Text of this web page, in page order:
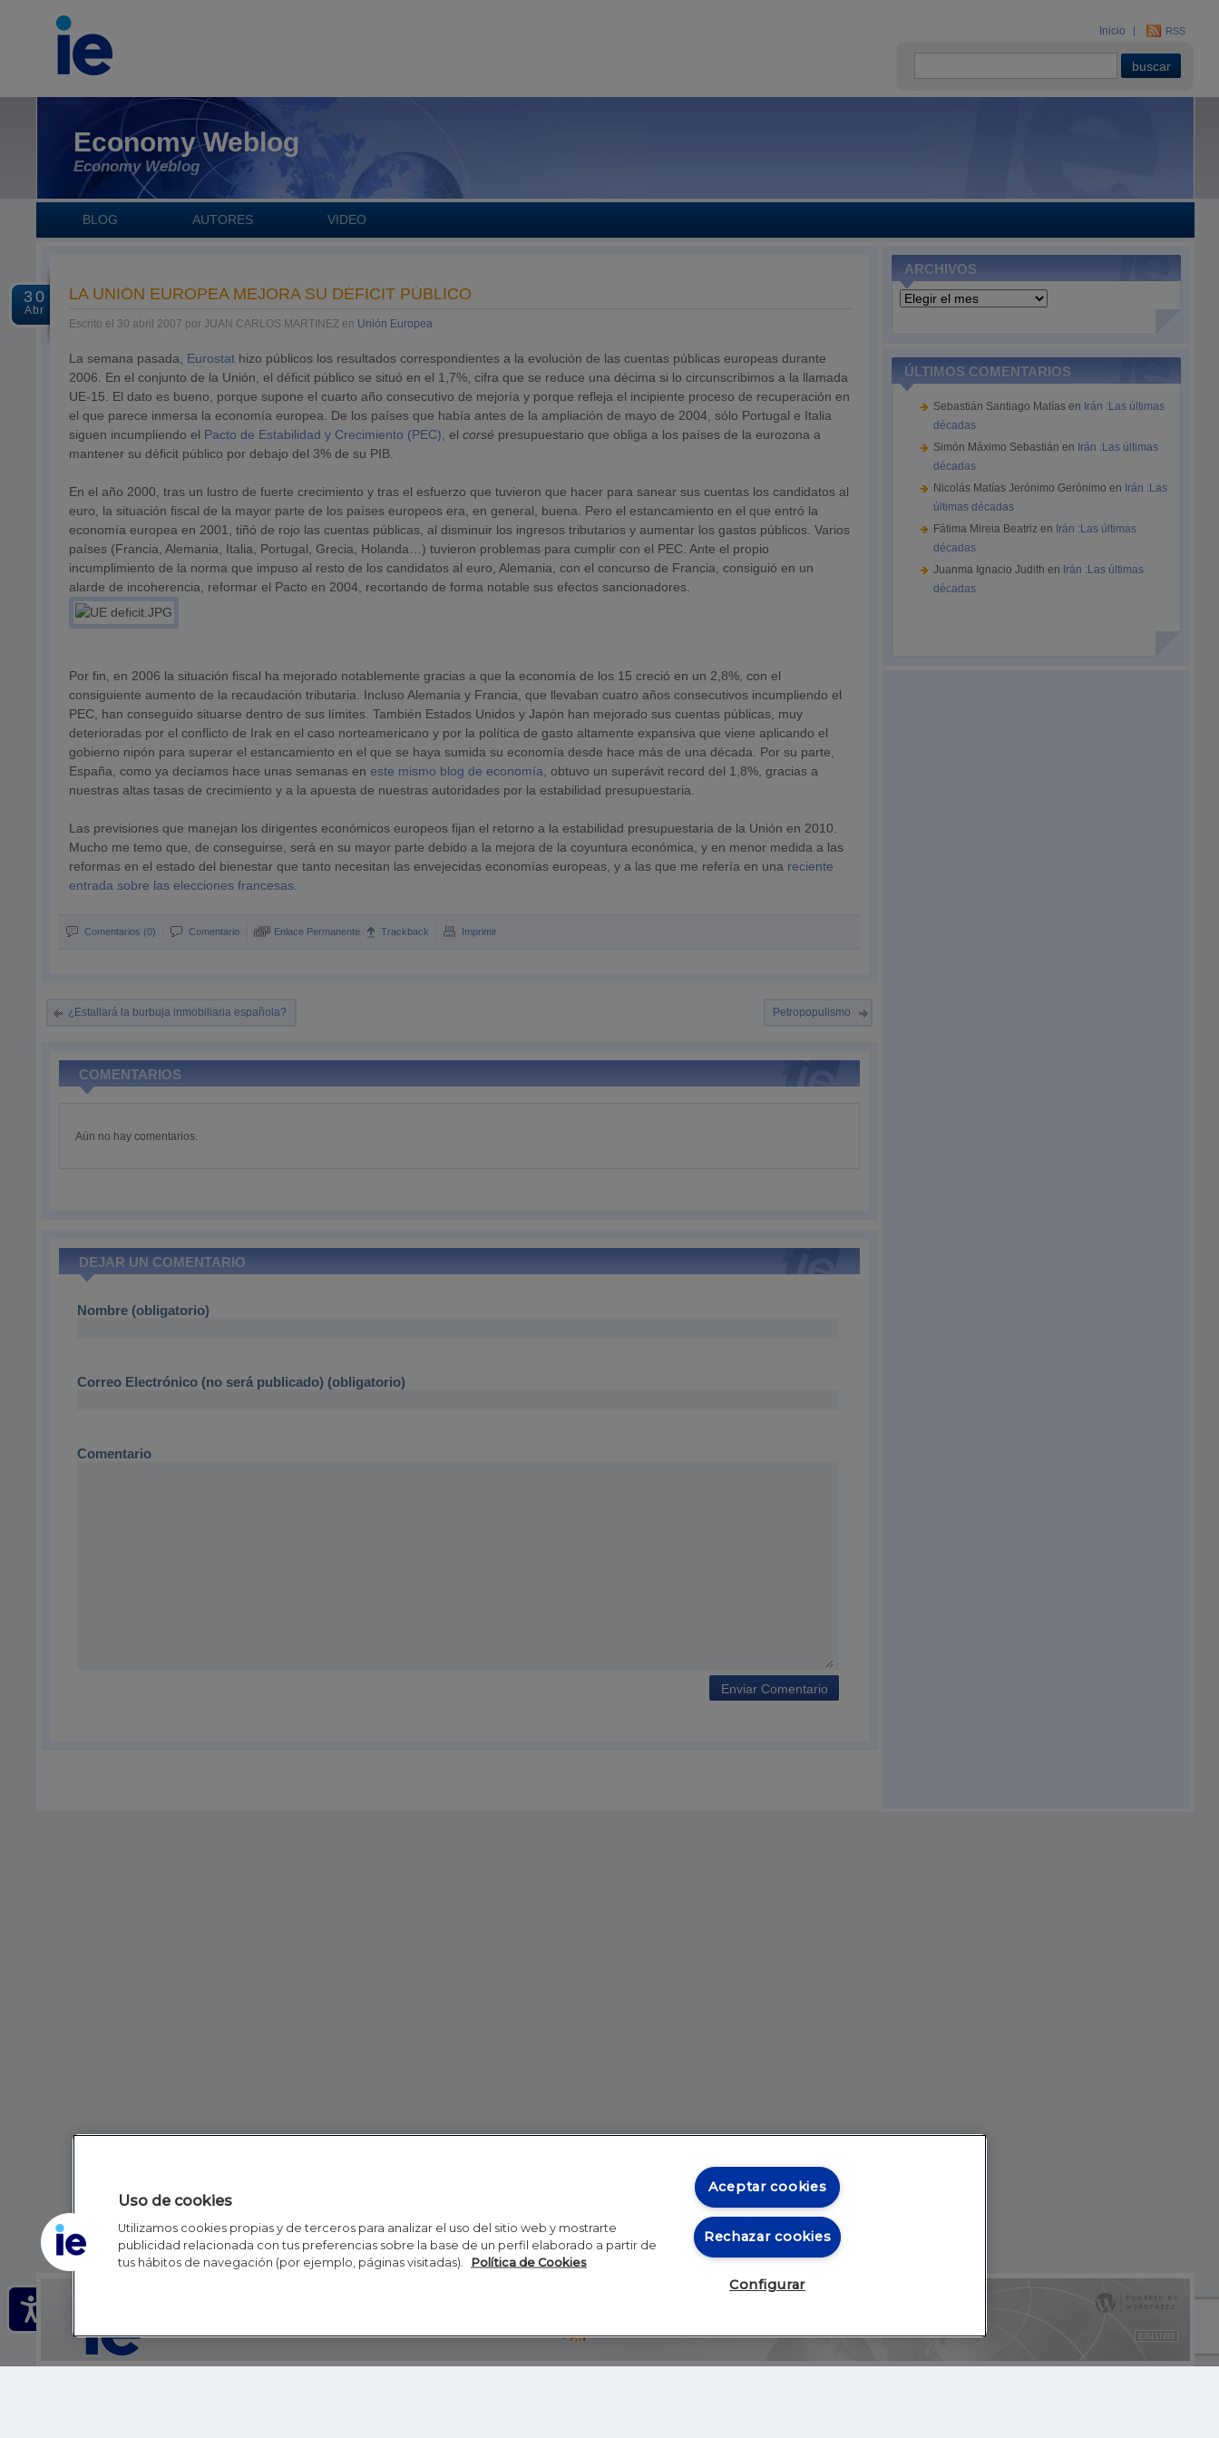
Inicio RSS
Economy Weblog
Economy Weblog
BLOG AUTORES VIDEO
30
Abr
LA UNIÓN EUROPEA MEJORA SU DÉFICIT PÚBLICO
Escrito el 30 abril 2007 por JUAN CARLOS MARTINEZ en Unión Europea
La semana pasada, Eurostat hizo públicos los resultados correspondientes a la evolución de las cuentas públicas europeas durante
2006. En el conjunto de la Unión, el déficit público se situó en el 1,7%, cifra que se reduce una décima si lo circunscribimos a la llamada
UE-15. El dato es bueno, porque supone el cuarto año consecutivo de mejoría y porque refleja el incipiente proceso de recuperación en
el que parece inmersa la economía europea. De los países que había antes de la ampliación de mayo de 2004, sólo Portugal e Italia
siguen incumpliendo el Pacto de Estabilidad y Crecimiento (PEC),elcorsé presupuestario que obliga a los países de la eurozona a
mantener su déficit público por debajo del 3% de su PIB.
En el año 2000, tras un lustro de fuerte crecimiento y tras el esfuerzo que tuvieron que hacer para sanear sus cuentas los candidatos al
euro, la situación fiscal de la mayor parte de los países europeos era, en general, buena. Pero el estancamiento en el que entró la
economía europea en 2001, tiñó de rojo las cuentas públicas, al disminuir los ingresos tributarios y aumentar los gastos públicos. Varios
países (Francia, Alemania, Italia, Portugal, Grecia, Holanda…) tuvieron problemas para cumplir con el PEC. Ante el propio
incumplimiento de la norma que impuso al resto de los candidatos al euro, Alemania, con el concurso de Francia, consiguió en un
alarde de incoherencia, reformar el Pacto en 2004, recortando de forma notable sus efectos sancionadores.
Por fin, en 2006 la situación fiscal ha mejorado notablemente gracias a que la economía de los 15 creció en un 2,8%, con el
consiguiente aumento de la recaudación tributaria. Incluso Alemania y Francia, que llevaban cuatro años consecutivos incumpliendo el
PEC, han conseguido situarse dentro de sus límites. También Estados Unidos y Japón han mejorado sus cuentas públicas, muy
deterioradas por el conflicto de Irak en el caso norteamericano y por la política de gasto altamente expansiva que viene aplicando el
gobierno nipón para superar el estancamiento en el que se haya sumida su economía desde hace más de una década. Por su parte,
España, como ya decíamos hace unas semanas eneste mismo blog de economía , obtuvo un superávit record del 1,8%, gracias a
nuestras altas tasas de crecimiento y a la apuesta de nuestras autoridades por la estabilidad presupuestaria.
Las previsiones que manejan los dirigentes económicos europeos fijan el retorno a la estabilidad presupuestaria de la Unión en 2010.
Mucho me temo que, de conseguirse, será en su mayor parte debido a la mejora de la coyuntura económica, y en menor medida a las
reformas en el estado del bienestar que tanto necesitan las envejecidas economías europeas, y a las que me refería en una reciente
entrada sobre las elecciones francesas
Comentarios (0) Comentario Enlace Permanente Trackback Imprimir
¿Estallará la burbuja inmobiliaria española? Petropopulismo
COMENTARIOS
Aún no hay comentarios.
DEJAR UN COMENTARIO
Nombre (obligatorio)
Correo Electrónico (no será publicado) (obligatorio)
Comentario
ARCHIVOS
Archivos
ÚLTIMOS COMENTARIOS
Sebastián Santiago Matías en Irán :Las últimas
décadas
Simón Máximo Sebastián en Irán :Las últimas
décadas
Nicolás Matías Jerónimo Gerónimo en Irán :Las
últimas décadas
Fátima Mireia Beatriz en Irán :Las últimas
décadas
Juanma Ignacio Judith en Irán :Las últimas
décadas
Inicio RSS
Uso de cookies
Utilizamos cookies propias y de terceros para analizar el uso del sitio web y mostrarte
publicidad relacionada con tus preferencias sobre la base de un perfil elaborado a partir de
tus hábitos de navegación (por ejemplo, páginas visitadas).
Política de Cookies
Aceptar cookies
Rechazar cookies
Configurar